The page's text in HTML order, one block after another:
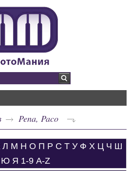
Pena, Paco
Л М Н О П Р С Т У Ф Х Ц Ч Ш
Ю Я 1-9 A-Z